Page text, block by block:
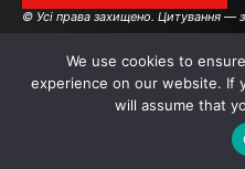
© Усі права захищено. Цитування —
We use cookies to
experience on our website. If
will assume that